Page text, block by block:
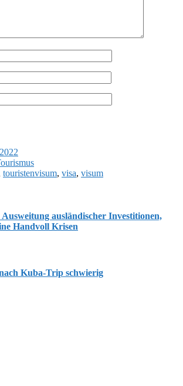
touristenvisum, visa, visum
ausländischer Investitionen,
Handvoll Krisen
Kuba-Trip schwierig